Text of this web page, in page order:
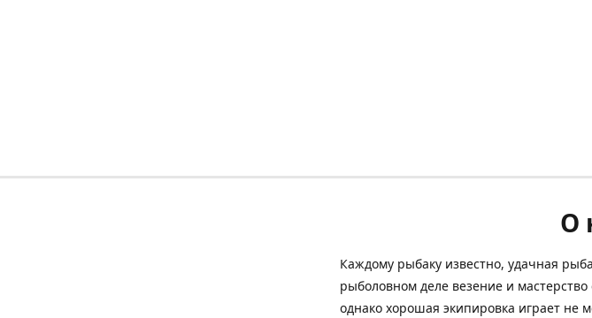
О
Каждому рыбаку известно, удачная
рыболовном деле везение и
однако хорошая экипировка играет